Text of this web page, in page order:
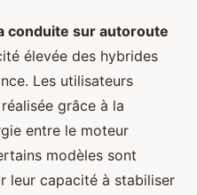
conduite sur autoroute
élevée des hybrides
Les utilisateurs
grâce à la
entre le moteur
modèles sont
leur capacité à stabiliser